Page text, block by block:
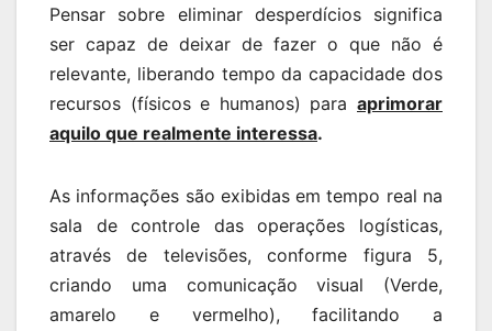
Pensar sobre eliminar desperdícios significa
ser capaz de deixar de fazer o que não é
relevante, liberando tempo da capacidade dos
recursos (físicos e humanos) para aprimorar
aquilo que realmente interessa.
As informações são exibidas em tempo real na
sala de controle das operações logísticas,
através de televisões, conforme figura 5,
criando uma comunicação visual (Verde,
amarelo e vermelho), facilitando a